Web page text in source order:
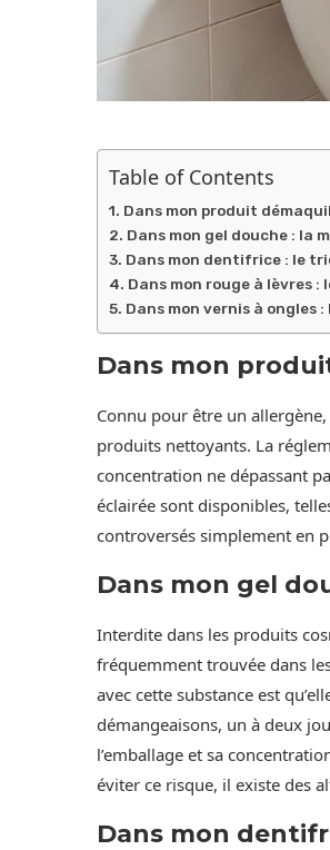
Table of Contents
Dans mon produit
Dans mon gel douche : la
Dans mon dentifrice : le
Dans mon rouge à lèvres :
Dans mon vernis à ongles
Dans mon
Connu pour être un
produits nettoyants. La
concentration ne dépassant
éclairée sont disponibles,
controversés simplement en
Dans mon gel
Interdite dans les produits
fréquemment trouvée dans
avec cette substance est
démangeaisons, un à deux
l’emballage et sa
éviter ce risque, il existe des
Dans mon